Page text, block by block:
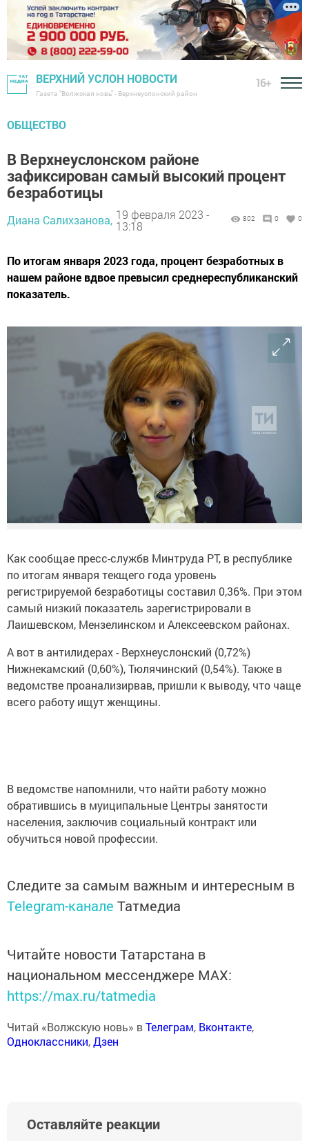
ВЕРХНИЙ УСЛОН НОВОСТИ
Газета "Волжская новь" - Верхнеуслонский район
16+
ОБЩЕСТВО
В Верхнеуслонском районе
зафиксирован самый высокий процент
безработицы
Диана Салихзанова, 19 февраля 2023 -
13:18
802 0 0
По итогам января 2023 года, процент безработных в
нашем районе вдвое превысил среднереспубликанский
показатель.
Как сообщае пресс-службв Минтруда РТ, в республике
по итогам января текщего года уровень
регистрируемой безработицы составил 0,36%. При этом
самый низкий показатель зарегистрировали в
Лаишевском, Мензелинском и Алексеевском районах.
А вот в антилидерах - Верхнеуслонский (0,72%)
Нижнекамский (0,60%), Тюлячинский (0,54%). Также в
ведомстве проанализирвав, пришли к выводу, что чаще
всего работу ищут женщины.
В ведомстве напомнили, что найти работу можно
обратившись в муиципальные Центры занятости
населения, заключив социальный контракт или
обучиться новой профессии.
Следите за самым важным и интересным в
Telegram-канале Татмедиа
Читайте новости Татарстана в
национальном мессенджере MАХ:
https://max.ru/tatmedia
Читай «Волжскую новь» вТелеграм, Вконтакте,
Одноклассники,Дзен
Оставляйте реакции